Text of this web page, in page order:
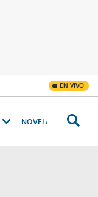
EN VIVO
NOVELAS